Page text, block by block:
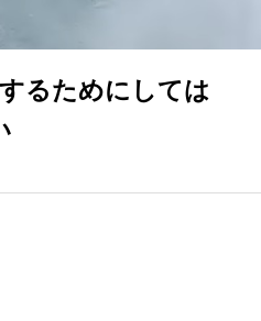
るためにしては